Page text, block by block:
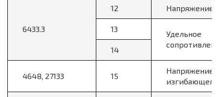
6433.3
12 Напряжение
13
Удельное
14
4648, 27133 15
Напряжение